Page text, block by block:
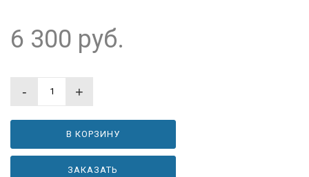
6 300 руб.
- +
В КОРЗИНУ
ЗАКАЗАТЬ